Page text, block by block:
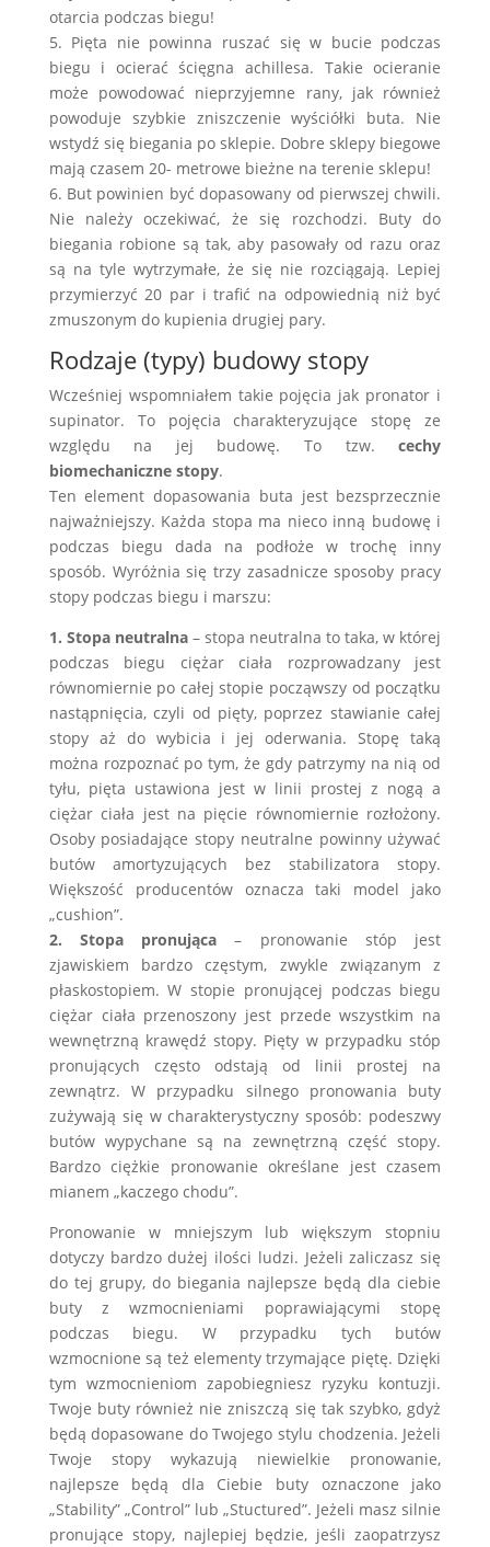
otarcia podczas biegu!
5. Pięta nie powinna ruszać się w bucie podczas
biegu i ocierać ścięgna achillesa. Takie ocieranie
może powodować nieprzyjemne rany, jak również
powoduje szybkie zniszczenie wyściółki buta. Nie
wstydź się biegania po sklepie. Dobre sklepy biegowe
mają czasem 20- metrowe bieżne na terenie sklepu!
6. But powinien być dopasowany od pierwszej chwili.
Nie należy oczekiwać, że się rozchodzi. Buty do
biegania robione są tak, aby pasowały od razu oraz
są na tyle wytrzymałe, że się nie rozciągają. Lepiej
przymierzyć 20 par i trafić na odpowiednią niż być
zmuszonym do kupienia drugiej pary.
Rodzaje (typy) budowy stopy
Wcześniej wspomniałem takie pojęcia jak pronator i
supinator. To pojęcia charakteryzujące stopę ze
względu na jej budowę. To tzw.cechy
biomechaniczne stopy.
Ten element dopasowania buta jest bezsprzecznie
najważniejszy. Każda stopa ma nieco inną budowę i
podczas biegu dada na podłoże w trochę inny
sposób. Wyróżnia się trzy zasadnicze sposoby pracy
stopy podczas biegu i marszu:
1. Stopa neutralna– stopa neutralna to taka, w której
podczas biegu ciężar ciała rozprowadzany jest
równomiernie po całej stopie począwszy od początku
nastąpnięcia, czyli od pięty, poprzez stawianie całej
stopy aż do wybicia i jej oderwania. Stopę taką
można rozpoznać po tym, że gdy patrzymy na nią od
tyłu, pięta ustawiona jest w linii prostej z nogą a
ciężar ciała jest na pięcie równomiernie rozłożony.
Osoby posiadające stopy neutralne powinny używać
butów amortyzujących bez stabilizatora stopy.
Większość producentów oznacza taki model jako
„cushion”.
2. Stopa pronująca – pronowanie stóp jest
zjawiskiem bardzo częstym, zwykle związanym z
płaskostopiem. W stopie pronującej podczas biegu
ciężar ciała przenoszony jest przede wszystkim na
wewnętrzną krawędź stopy. Pięty w przypadku stóp
pronujących często odstają od linii prostej na
zewnątrz. W przypadku silnego pronowania buty
zużywają się w charakterystyczny sposób: podeszwy
butów wypychane są na zewnętrzną część stopy.
Bardzo ciężkie pronowanie określane jest czasem
mianem „kaczego chodu”.
Pronowanie w mniejszym lub większym stopniu
dotyczy bardzo dużej ilości ludzi. Jeżeli zaliczasz się
do tej grupy, do biegania najlepsze będą dla ciebie
buty z wzmocnieniami poprawiającymi stopę
podczas biegu. W przypadku tych butów
wzmocnione są też elementy trzymające piętę. Dzięki
tym wzmocnieniom zapobiegniesz ryzyku kontuzji.
Twoje buty również nie zniszczą się tak szybko, gdyż
będą dopasowane do Twojego stylu chodzenia. Jeżeli
Twoje stopy wykazują niewielkie pronowanie,
najlepsze będą dla Ciebie buty oznaczone jako
„Stability” „Control” lub „Stuctured”. Jeżeli masz silnie
pronujące stopy, najlepiej będzie, jeśli zaopatrzysz